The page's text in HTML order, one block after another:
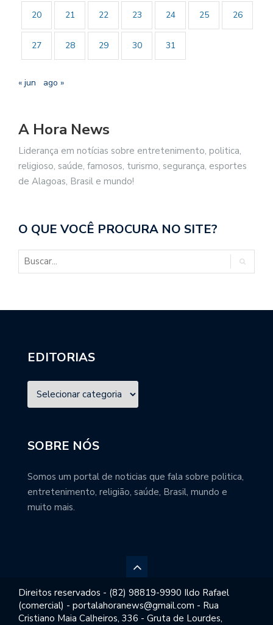
20 21 22 23 24 25 26
27 28 29 30 31
« jun ago »
A Hora News
Liderança em notícias sobre entretenimento, politica,
religioso, saúde, famosos, turismo, segurança, esportes
de Alagoas, Brasil e mundo!
O QUE VOCÊ PROCURA NO SITE?
EDITORIAS
SOBRE NÓS
Somos um portal de noticias que fala sobre politica,
entretenimento, religião, saúde, Brasil, mundo e
muito mais.
Direitos reservados - (82) 98819-9990 Ildo Rafael
(comercial) - portalahoranews@gmail.com - Rua
Cristiano Maia Calheiros, 336 - Gruta de Lourdes,